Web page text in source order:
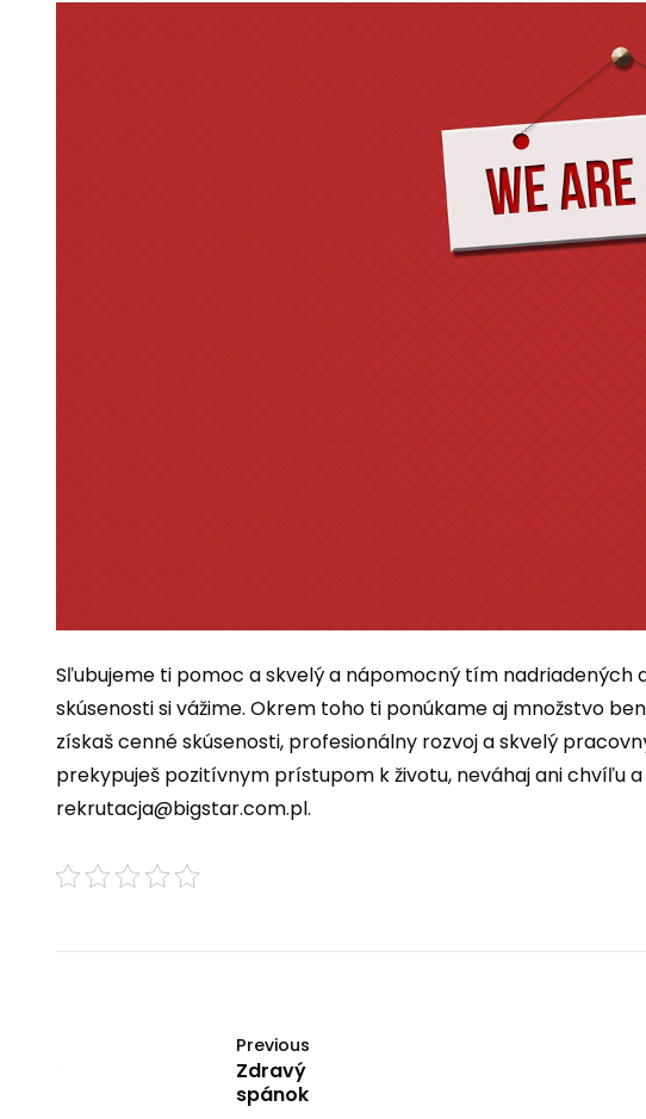
Sľubujeme ti pomoc a skvelý a nápomocný tím nadriadených
skúsenosti si vážime. Okrem toho ti ponúkame aj množstvo
získaš cenné skúsenosti, profesionálny rozvoj a skvelý
prekypuješ pozitívnym prístupom k životu, neváhaj ani chvíľu
rekrutacja@bigstar.com.pl.
Previous
Zdravý
spánok